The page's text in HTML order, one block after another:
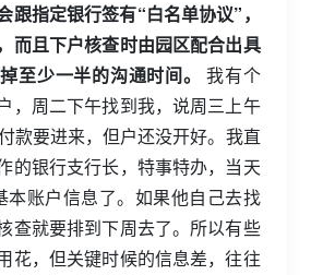
跟指定银行签有“白名单协议”，
而且下户核查时由园区配合出具
至少一半的沟通时间。
我有个
，周二下午找到我，说周三上午
款要进来，但户还没开好。我直
的银行支行长，特事特办，当天
本账户信息了。如果他自己去找
查就要排到下周去了。所以有些
花，但关键时候的信息差，往往